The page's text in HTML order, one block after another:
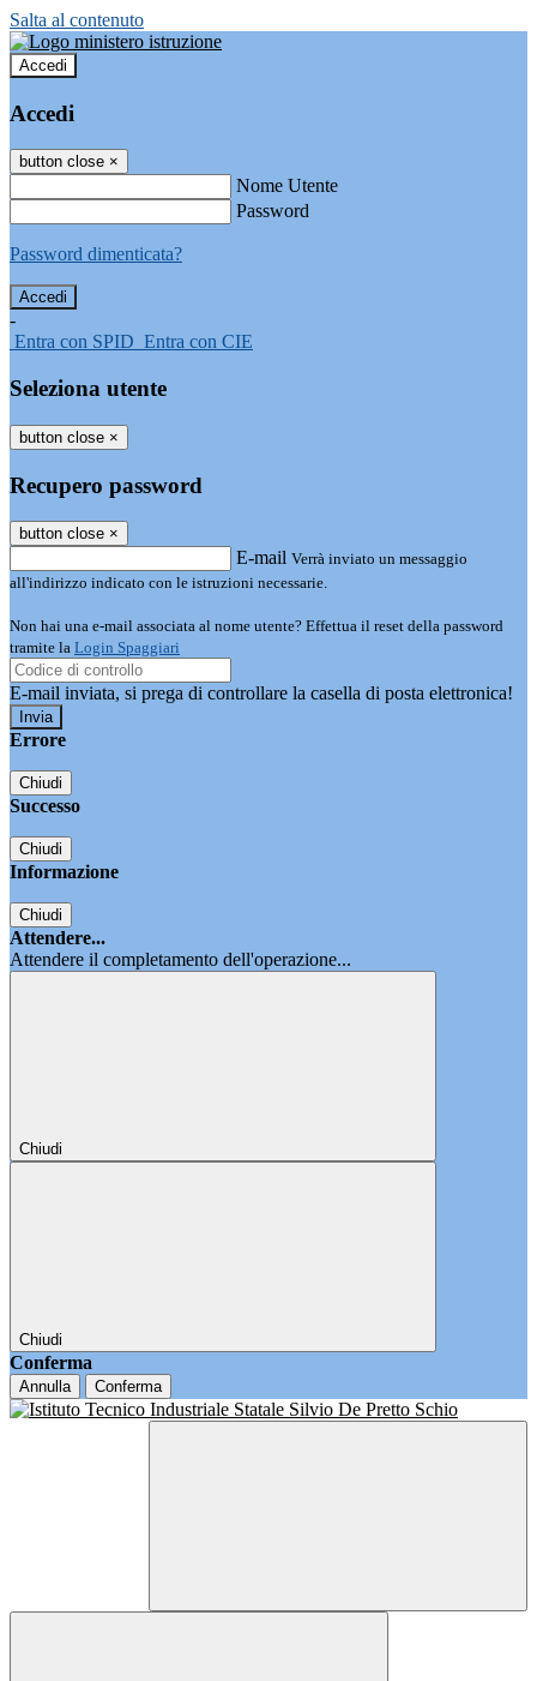
Salta al contenuto
Accedi
Accedi
button close ×
Nome Utente
Password
Password dimenticata?
-
Entra con SPID Entra con CIE
Seleziona utente
button close ×
Recupero password
button close ×
E-mail Verrà inviato un messaggio
all'indirizzo indicato con le istruzioni necessarie.
Non hai una e-mail associata al nome utente? Effettua il reset della password
tramite la Login Spaggiari
E-mail inviata, si prega di controllare la casella di posta elettronica!
Errore
Chiudi
Successo
Chiudi
Informazione
Chiudi
Attendere...
Attendere il completamento dell'operazione...
Chiudi
Chiudi
Conferma
Annulla Conferma